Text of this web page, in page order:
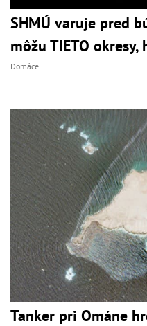
SHMÚ varuje pred
môžu TIETO
Domáce
Tanker pri Ománe